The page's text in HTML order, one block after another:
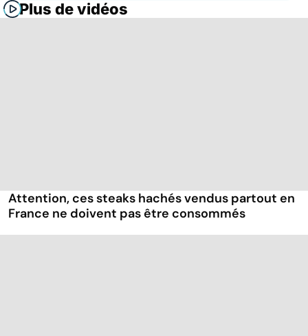
Plus de vidéos
Attention, ces steaks hachés vendus partout en
France ne doivent pas être consommés